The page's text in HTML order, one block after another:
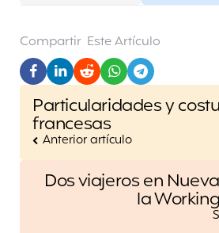
Compartir Este Artículo
Post
navigation
Particularidades y
francesas
Anterior artículo
Dos viajeros en
la